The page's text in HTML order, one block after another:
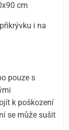
cm
i na
pouze s
k poškození
se může sušit